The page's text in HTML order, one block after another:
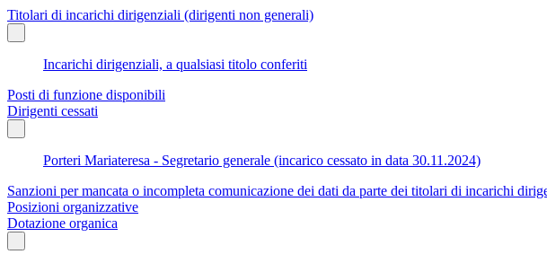
Titolari di incarichi dirigenziali (dirigenti non generali)
Incarichi dirigenziali, a qualsiasi titolo conferiti
Posti di funzione disponibili
Dirigenti cessati
Porteri Mariateresa - Segretario generale (incarico cessato in data 30.11.2024)
Sanzioni per mancata o incompleta comunicazione dei dati da parte dei titolari di incarichi
Posizioni organizzative
Dotazione organica